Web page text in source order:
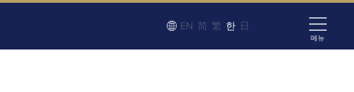
EN 简 繁 한 日
메뉴